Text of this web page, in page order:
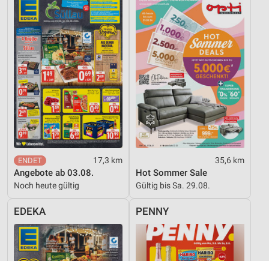
17,3 km
Angebote ab 03.08.
Noch heute gültig
35,6 km
Hot Sommer Sale
Gültig bis Sa. 29.08.
EDEKA PENNY